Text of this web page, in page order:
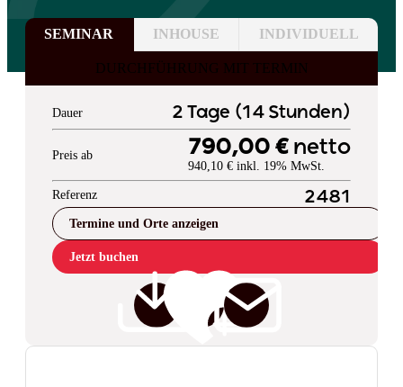
SEMINAR INHOUSE INDIVIDUELL
DURCHFÜHRUNG MIT TERMIN
Dauer 2 Tage (14 Stunden)
Preis ab 790,00 € netto
940,10 € inkl. 19% MwSt.
Referenz 2481
Termine und Orte anzeigen
Jetzt buchen